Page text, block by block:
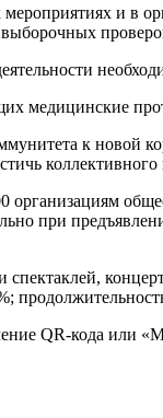
и в
медицинские
к новой
при
QR-кода или